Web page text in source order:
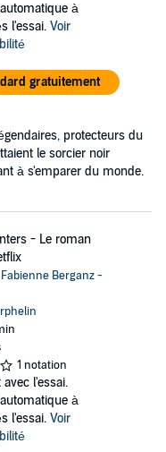
à
l'essai. Voir
gratuitement
protecteurs du
le sorcier noir
à s'emparer du monde.
- Le roman
Fabienne Berganz -
1 notation
l'essai.
à
l'essai. Voir